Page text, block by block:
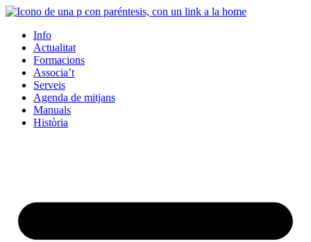
Info
Actualitat
Formacions
Associa’t
Serveis
Agenda de mitjans
Manuals
Història